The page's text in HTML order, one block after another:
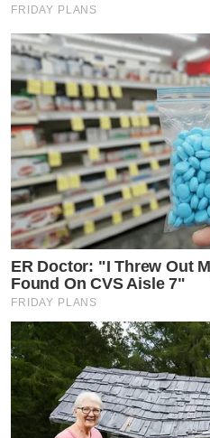
FRIDAY PLANS
ER Doctor: "I Threw Out
Found On CVS Aisle 7"
FRIDAY PLANS